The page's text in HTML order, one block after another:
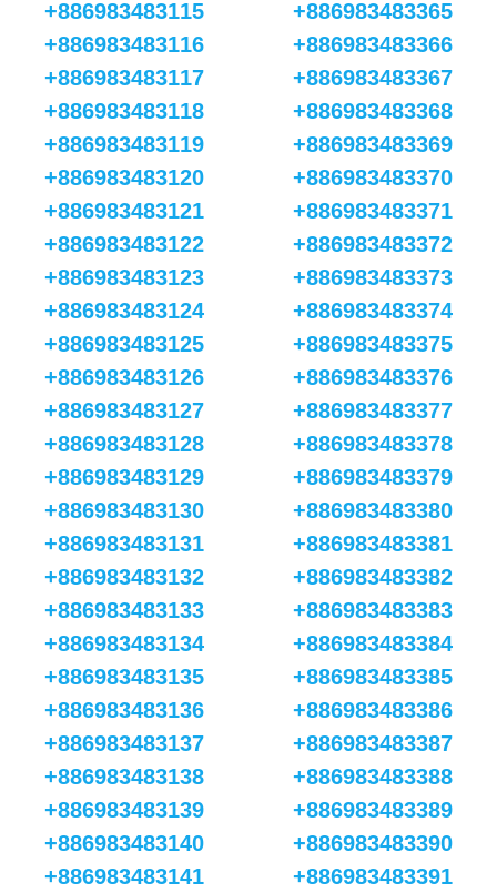
+886983483115
+886983483116
+886983483117
+886983483118
+886983483119
+886983483120
+886983483121
+886983483122
+886983483123
+886983483124
+886983483125
+886983483126
+886983483127
+886983483128
+886983483129
+886983483130
+886983483131
+886983483132
+886983483133
+886983483134
+886983483135
+886983483136
+886983483137
+886983483138
+886983483139
+886983483140
+886983483141
+886983483365
+886983483366
+886983483367
+886983483368
+886983483369
+886983483370
+886983483371
+886983483372
+886983483373
+886983483374
+886983483375
+886983483376
+886983483377
+886983483378
+886983483379
+886983483380
+886983483381
+886983483382
+886983483383
+886983483384
+886983483385
+886983483386
+886983483387
+886983483388
+886983483389
+886983483390
+886983483391